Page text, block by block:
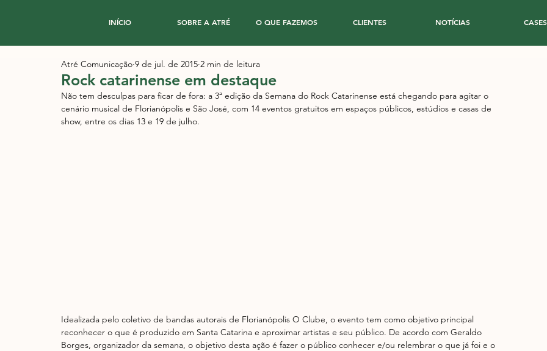
INÍCIO SOBRE A ATRÉ O QUE FAZEMOS CLIENTES NOTÍCIAS CASES
Rock catarinense em destaque
Atré Comunicação 9 de jul. de 2015 2 min de leitura
Não tem desculpas para ficar de fora: a 3ª edição da Semana do Rock Catarinense está chegando para agitar o
cenário musical de Florianópolis e São José, com 14 eventos gratuitos em espaços públicos, estúdios e casas de
show, entre os dias 13 e 19 de julho.
Idealizada pelo coletivo de bandas autorais de Florianópolis O Clube, o evento tem como objetivo principal
reconhecer o que é produzido em Santa Catarina e aproximar artistas e seu público. De acordo com Geraldo
Borges, organizador da semana, o objetivo desta ação é fazer o público conhecer e/ou relembrar o que já foi e o